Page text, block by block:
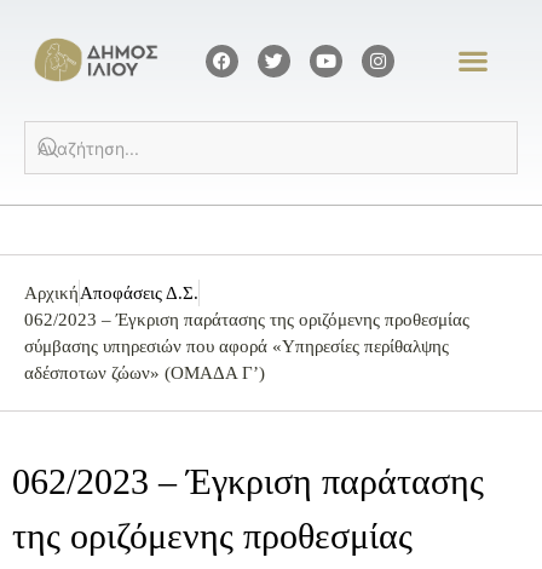
ΑρχικήΑποφάσεις Δ.Σ.
062/2023 – Έγκριση παράτασης της οριζόμενης προθεσμίας
σύμβασης υπηρεσιών που αφορά «Υπηρεσίες περίθαλψης
αδέσποτων ζώων» (ΟΜΑΔΑ Γ’)
062/2023 – Έγκριση παράτασης
της οριζόμενης προθεσμίας